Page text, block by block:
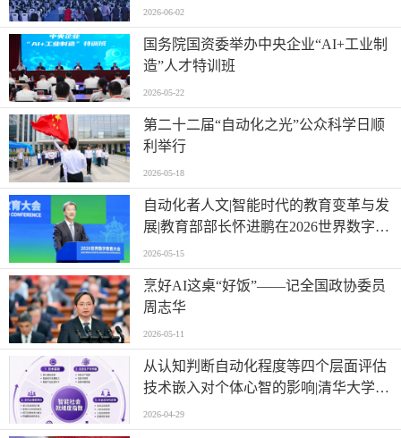
2026-06-02
国务院国资委举办中央企业“AI+工业制
造”人才特训班
2026-05-22
第二十二届“自动化之光”公众科学日顺
利举行
2026-05-18
自动化者人文|智能时代的教育变革与发
展|教育部部长怀进鹏在2026世界数字教
育大会上的主旨演讲
2026-05-15
烹好AI这桌“好饭”——记全国政协委员
周志华
2026-05-11
从认知判断自动化程度等四个层面评估
技术嵌入对个体心智的影响|清华大学等
单位联合发布《智能社会就绪度指数》
2026-04-29